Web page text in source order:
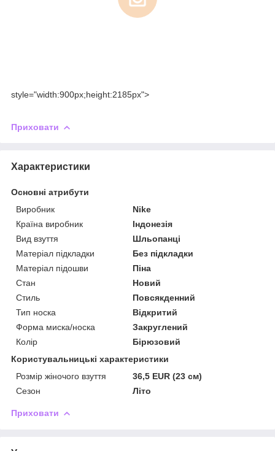
style="width:900px;height:2185px">
Приховати
Характеристики
Основні атрибути
Виробник
Nike
Країна виробник
Індонезія
Вид взуття
Шльопанці
Матеріал підкладки
Без підкладки
Матеріал підошви
Піна
Стан
Новий
Стиль
Повсякденний
Тип носка
Відкритий
Форма миска/носка
Закруглений
Колір
Бірюзовий
Користувальницькі характеристики
Розмір жіночого взуття
36,5 EUR (23 см)
Сезон
Літо
Приховати